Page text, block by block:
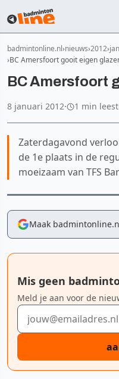
badmintonline.nl nieuws 2012
BC Amersfoort gooit eigen
BC Amersfoort
8 januari 2012· 1 min
Zaterdagavond
de 1e plaats in de
moeizaam van TFS
Maak
Mis geen
Meld je aan voor de
E-mailadres